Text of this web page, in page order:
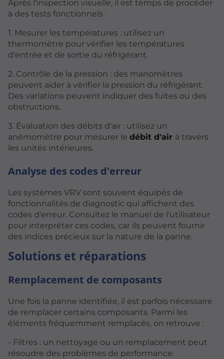
Après l'inspection visuelle, il est temps de procéder
à des tests fonctionnels :
1. Mesurer les températures : utilisez un
thermomètre pour vérifier les températures
d'entrée et de sortie du réfrigérant.
2. Contrôle de la pression : des manomètres
peuvent aider à vérifier la pression du réfrigérant.
Des variations peuvent indiquer des fuites ou des
obstructions.
3. Évaluation des débits d'air : utilisez un
anémomètre pour mesurer le débit d'air à travers
les unités intérieures.
Analyse des codes d'erreur
Les systèmes VRV sont souvent équipés de
fonctionnalités de diagnostic qui affichent des
codes d'erreur. Consultez le manuel de l'utilisateur
pour interpréter ces codes, car ils peuvent fournir
des indices précieux sur la nature de la panne.
Solutions et réparations
Remplacement de composants
Une fois la panne identifiée, il est parfois nécessaire
de remplacer certains composants. Parmi les
éléments fréquemment remplacés, on retrouve :
- Filtres : un nettoyage ou un remplacement peut
résoudre des problèmes de performance.